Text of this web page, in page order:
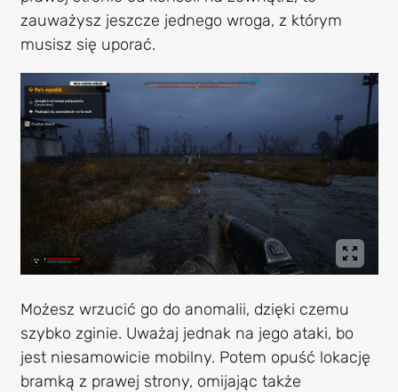
zauważysz jeszcze jednego wroga, z którym
musisz się uporać.
Możesz wrzucić go do anomalii, dzięki czemu
szybko zginie. Uważaj jednak na jego ataki, bo
jest niesamowicie mobilny. Potem opuść lokację
bramką z prawej strony, omijając także